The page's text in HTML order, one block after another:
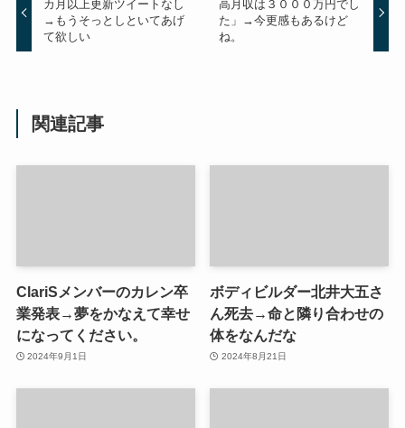
カ月以上更新ツイートなし
→もうそっとしといてあげ
て欲しい
高月収は３０００万円でし
た」→今更感もあるけど
ね。
関連記事
ClariSメンバーのカレン卒
業発表→夢をかなえて幸せ
になってください。
2024年9月1日
ボディビルダー北井大五さ
ん死去→命と隣り合わせの
体をなんだな
2024年8月21日